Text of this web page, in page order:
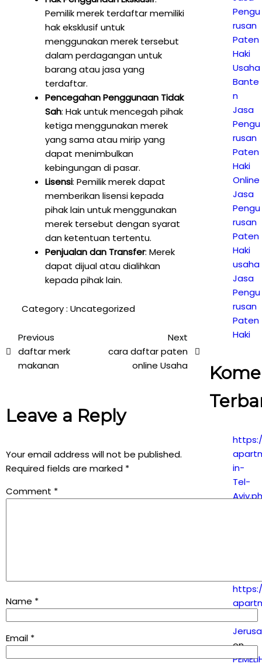
Pemilik merek terdaftar memiliki
hak eksklusif untuk
menggunakan merek tersebut
dalam perdagangan untuk
barang atau jasa yang
terdaftar.
Pencegahan Penggunaan Tidak
Sah: Hak untuk mencegah pihak
ketiga menggunakan merek
yang sama atau mirip yang
dapat menimbulkan
kebingungan di pasar.
Lisensi: Pemilik merek dapat
memberikan lisensi kepada
pihak lain untuk menggunakan
merek tersebut dengan syarat
dan ketentuan tertentu.
Penjualan dan Transfer: Merek
dapat dijual atau dialihkan
kepada pihak lain.
Category : Uncategorized
Previous
daftar merk
makanan
Next
cara daftar paten
online Usaha
Leave a Reply
Your email address will not be published.
Required fields are marked *
Comment *
Name *
Email *
Pengu
rusan
Paten
Haki
Usaha
Bante
n
Jasa
Pengu
rusan
Paten
Haki
Online
Jasa
Pengu
rusan
Paten
Haki
usaha
Jasa
Pengu
rusan
Paten
Haki
in-
Tel-
on